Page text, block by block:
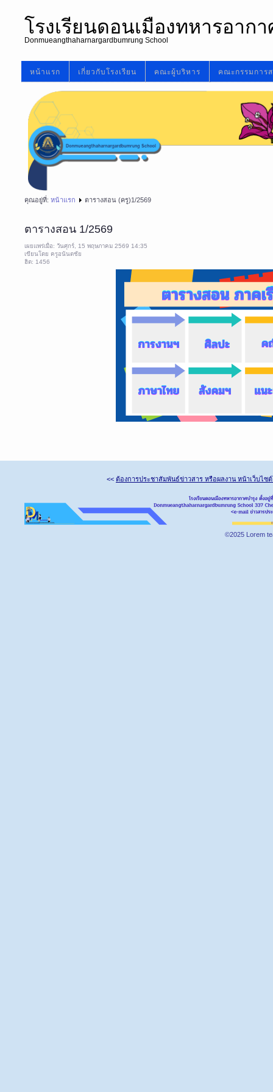
โรงเรียนดอนเมืองทหารอาก
Donmueangthaharnargardbumrung School
หน้าแรก เกี่ยวกับโรงเรียน คณะผู้บริหาร คณะกรรมการ
คุณอยู่ที่: หน้าแรก ตารางสอน (ครู)1/2569
ตารางสอน 1/2569
เผยแพร่เมื่อ: วันศุกร์, 15 พฤษภาคม 2569 14:35
เขียนโดย ครูอนันตชัย
ฮิต: 1456
<< ต้องการประชาสัมพันธ์ข่าวสาร หรือผลงาน หน้าเว็บไซ
©2025 Lorem